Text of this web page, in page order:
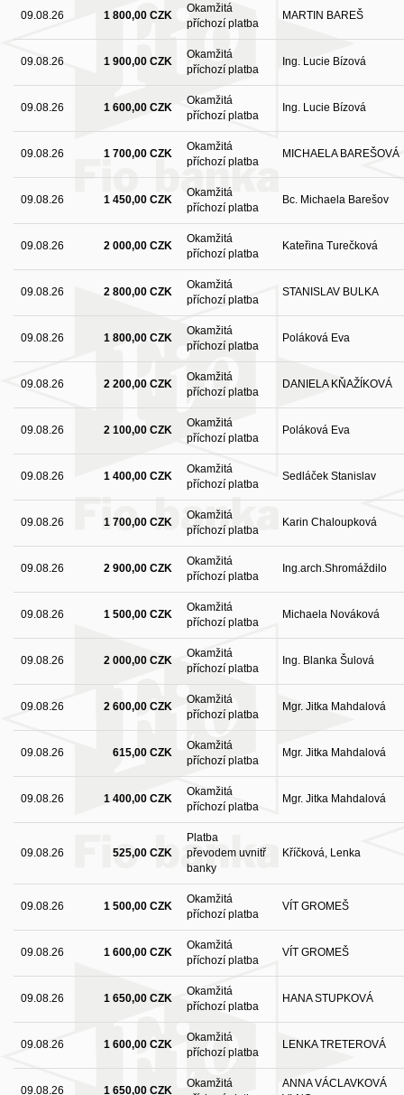
09.08.26 1 800,00 CZK
Okamžitá
příchozí platba
MARTIN BAREŠ
09.08.26 1 900,00 CZK
Okamžitá
příchozí platba
Ing. Lucie Bízová
09.08.26 1 600,00 CZK
Okamžitá
příchozí platba
Ing. Lucie Bízová
09.08.26 1 700,00 CZK
Okamžitá
příchozí platba
MICHAELA BAREŠOVÁ
09.08.26 1 450,00 CZK
Okamžitá
příchozí platba
Bc. Michaela Barešov
09.08.26 2 000,00 CZK
Okamžitá
příchozí platba
Kateřina Turečková
09.08.26 2 800,00 CZK
Okamžitá
příchozí platba
STANISLAV BULKA
09.08.26 1 800,00 CZK
Okamžitá
příchozí platba
Poláková Eva
09.08.26 2 200,00 CZK
Okamžitá
příchozí platba
DANIELA KŇAŽÍKOVÁ
09.08.26 2 100,00 CZK
Okamžitá
příchozí platba
Poláková Eva
09.08.26 1 400,00 CZK
Okamžitá
příchozí platba
Sedláček Stanislav
09.08.26 1 700,00 CZK
Okamžitá
příchozí platba
Karin Chaloupková
09.08.26 2 900,00 CZK
Okamžitá
příchozí platba
Ing.arch.Shromáždilo
09.08.26 1 500,00 CZK
Okamžitá
příchozí platba
Michaela Nováková
09.08.26 2 000,00 CZK
Okamžitá
příchozí platba
Ing. Blanka Šulová
09.08.26 2 600,00 CZK
Okamžitá
příchozí platba
Mgr. Jitka Mahdalová
09.08.26 615,00 CZK
Okamžitá
příchozí platba
Mgr. Jitka Mahdalová
09.08.26 1 400,00 CZK
Okamžitá
příchozí platba
Mgr. Jitka Mahdalová
09.08.26 525,00 CZK
Platba
převodem uvnitř
banky
Kříčková, Lenka
09.08.26 1 500,00 CZK
Okamžitá
příchozí platba
VÍT GROMEŠ
09.08.26 1 600,00 CZK
Okamžitá
příchozí platba
VÍT GROMEŠ
09.08.26 1 650,00 CZK
Okamžitá
příchozí platba
HANA STUPKOVÁ
09.08.26 1 600,00 CZK
Okamžitá
příchozí platba
LENKA TRETEROVÁ
09.08.26 1 650,00 CZK
Okamžitá
ANNA VÁCLAVKOVÁ